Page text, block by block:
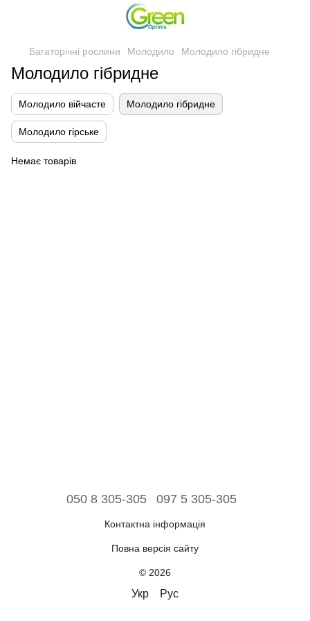
Багаторічні рослини Молодило Молодило гібридне
Молодило гібридне
Молодило війчасте Молодило гібридне
Молодило гірське
Немає товарів
050 8 305-305 097 5 305-305
Контактна інформація
Повна версія сайту
© 2026
Укр Рус